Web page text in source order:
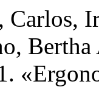
Carlos,